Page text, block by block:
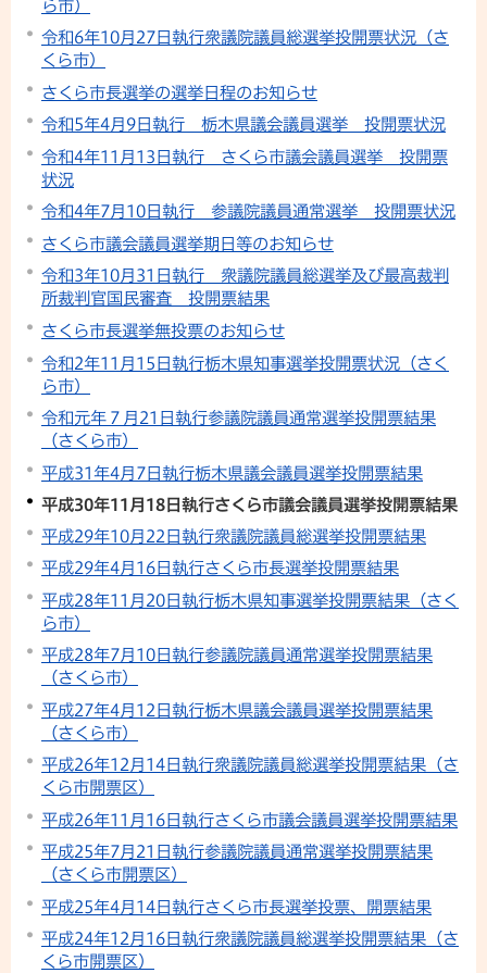
ら市）
令和6年10月27日執行衆議院議員総選挙投開票状況（さ
くら市）
さくら市長選挙の選挙日程のお知らせ
令和5年4月9日執行 栃木県議会議員選挙 投開票状況
令和4年11月13日執行 さくら市議会議員選挙 投開票
状況
令和4年7月10日執行 参議院議員通常選挙 投開票状況
さくら市議会議員選挙期日等のお知らせ
令和3年10月31日執行 衆議院議員総選挙及び最高裁判
所裁判官国民審査 投開票結果
さくら市長選挙無投票のお知らせ
令和2年11月15日執行栃木県知事選挙投開票状況（さく
ら市）
令和元年７月21日執行参議院議員通常選挙投開票結果
（さくら市）
平成31年4月7日執行栃木県議会議員選挙投開票結果
平成30年11月18日執行さくら市議会議員選挙投開票結果
平成29年10月22日執行衆議院議員総選挙投開票結果
平成29年4月16日執行さくら市長選挙投開票結果
平成28年11月20日執行栃木県知事選挙投開票結果（さく
ら市）
平成28年7月10日執行参議院議員通常選挙投開票結果
（さくら市）
平成27年4月12日執行栃木県議会議員選挙投開票結果
（さくら市）
平成26年12月14日執行衆議院議員総選挙投開票結果（さ
くら市開票区）
平成26年11月16日執行さくら市議会議員選挙投開票結果
平成25年7月21日執行参議院議員通常選挙投開票結果
（さくら市開票区）
平成25年4月14日執行さくら市長選挙投票、開票結果
平成24年12月16日執行衆議院議員総選挙投開票結果（さ
くら市開票区）